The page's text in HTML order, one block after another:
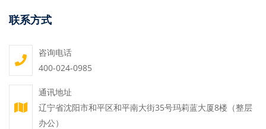
联系方式
咨询电话
400-024-0985
通讯地址
辽宁省沈阳市和平区和平南大街35号玛莉蓝大厦8楼（整层
办公）